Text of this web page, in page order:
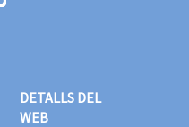
DETALLS DEL
WEB